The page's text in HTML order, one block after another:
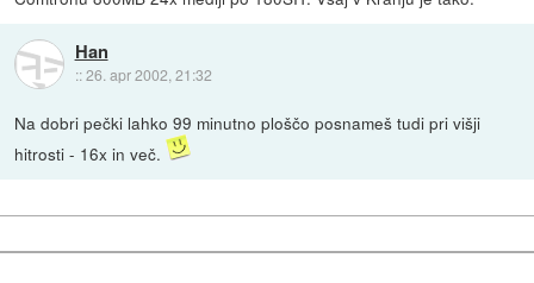
Han
::26. apr 2002, 21:32
Na dobri pečki lahko 99 minutno ploščo posnameš tudi pri višji
hitrosti - 16x in več.